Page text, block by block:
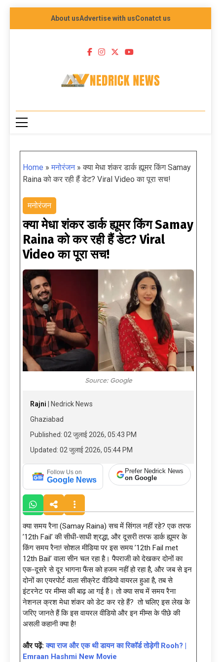
About usAdvertise with usConatct us
NEDRICK NEWS
Home »मनोरंजन»क्या मेधा शंकर डार्क ह्यूमर किंग Samay
Raina को कर रही हैं डेट? Viral Video का पूरा सच!
मनोरंजन
क्या मेधा शंकर डार्क ह्यूमर किंग Samay
Raina को कर रही हैं डेट? Viral
Video का पूरा सच!
Source: Google
Rajni | Nedrick News
Ghaziabad
Published: 02 जुलाई 2026, 05:43 PM
Updated: 02 जुलाई 2026, 05:44 PM
Follow Us on
Google News
Prefer Nedrick News
on Google
क्या समय रैना (Samay Raina) सच में सिंगल नहीं रहे? एक तरफ
’12th Fail’ की सीधी-साधी श्रद्धा, और दूसरी तरफ डार्क ह्यूमर के
किंग समय रैना! सोशल मीडिया पर इस समय ’12th Fail met
12th Bail’ वाला सीन चल रहा है। पैपराजी को देखकर दोनों का
एक-दूसरे से दूर भागना फैंस को हजम नहीं हो रहा है, और जब से इन
दोनों का एयरपोर्ट वाला सीक्रेट वीडियो वायरल हुआ है, तब से
इंटरनेट पर मीम्स की बाढ़ आ गई है। तो क्या सच में समय रैना
नेशनल क्रश मेधा शंकर को डेट कर रहे हैं? तो चलिए इस लेख के
जरिए जानते हैं कि इस वायरल वीडियो और इन मीम्स के पीछे की
असली कहानी क्या है!
और पढ़ें:क्या राज और एक थी डायन का रिकॉर्ड तोड़ेगी Rooh? |
Emraan Hashmi New Movie